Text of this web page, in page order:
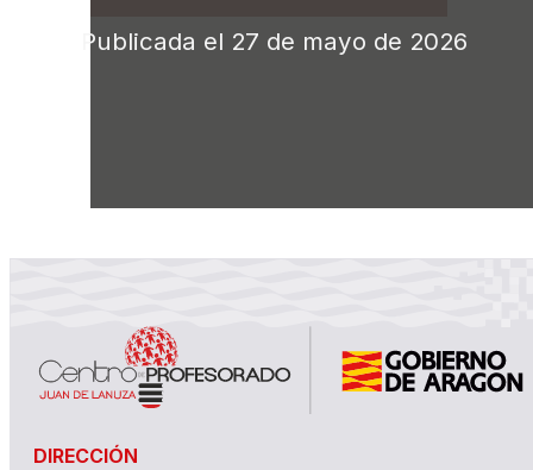
Publicada el 27 de mayo de 2026
DIRECCIÓN